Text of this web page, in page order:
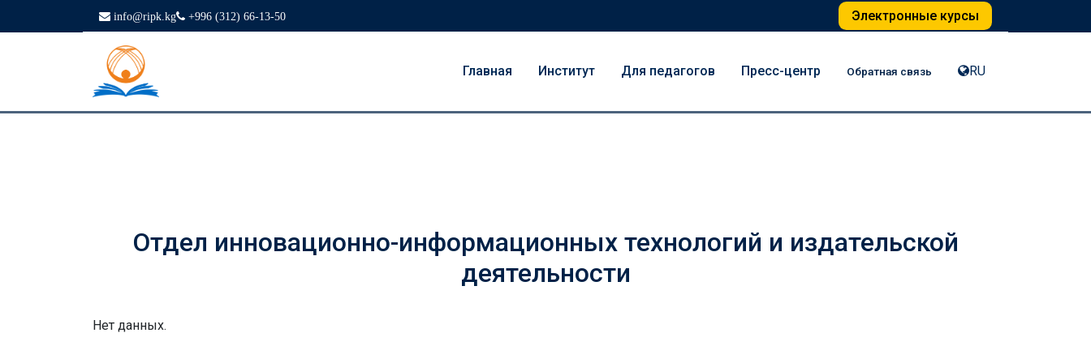
info@ripk.kg +996 (312) 66-13-50 Электронные курсы
Главная Институт Для педагогов Пресс-центр Обратная связь RU
Отдел инновационно-информационных технологий и издательской
деятельности
Нет данных.